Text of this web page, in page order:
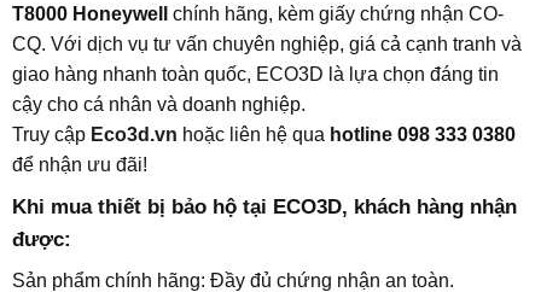
T8000 Honeywell chính hãng, kèm giấy chứng nhận CO-
CQ. Với dịch vụ tư vấn chuyên nghiệp, giá cả cạnh tranh và
giao hàng nhanh toàn quốc, ECO3D là lựa chọn đáng tin
cậy cho cá nhân và doanh nghiệp.
Truy cập Eco3d.vn hoặc liên hệ qua hotline 098 333 0380
để nhận ưu đãi!
Khi mua thiết bị bảo hộ tại ECO3D, khách hàng nhận
được:​
Sản phẩm chính hãng: Đầy đủ chứng nhận an toàn.